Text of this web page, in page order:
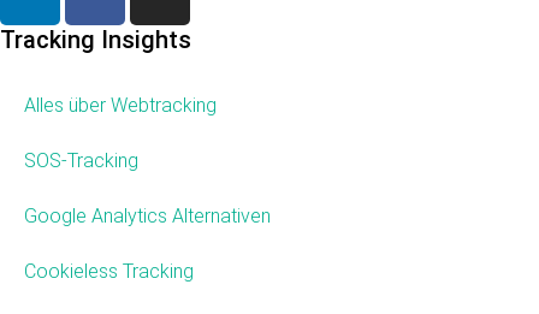
Tracking Insights
Alles über Webtracking
SOS-Tracking
Google Analytics Alternativen
Cookieless Tracking